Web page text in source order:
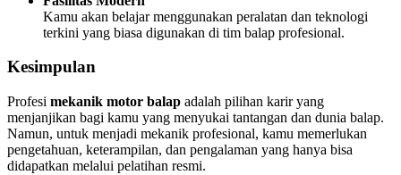
Kamu akan belajar menggunakan peralatan dan teknologi
terkini yang biasa digunakan di tim balap profesional.
Kesimpulan
Profesi mekanik motor balap adalah pilihan karir yang
menjanjikan bagi kamu yang menyukai tantangan dan dunia balap.
Namun, untuk menjadi mekanik profesional, kamu memerlukan
pengetahuan, keterampilan, dan pengalaman yang hanya bisa
didapatkan melalui pelatihan resmi.